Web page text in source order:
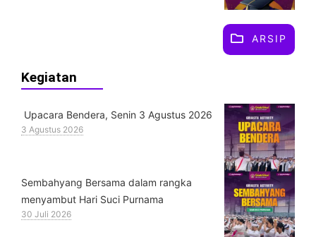
ARSIP
Kegiatan
Upacara Bendera, Senin 3 Agustus 2026
3 Agustus 2026
Sembahyang Bersama dalam rangka
menyambut Hari Suci Purnama
30 Juli 2026